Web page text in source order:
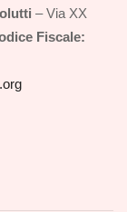
– Via XX
Fiscale: